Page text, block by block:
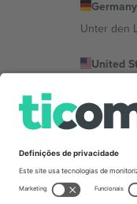
Germany
Unter den
United
Bulgaria
Mexico
Av